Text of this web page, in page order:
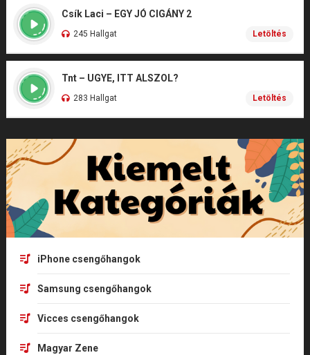
Csík Laci – EGY JÓ CIGÁNY 2
245 Hallgat Letöltés
Tnt – UGYE, ITT ALSZOL?
283 Hallgat Letöltés
iPhone csengőhangok
Samsung csengőhangok
Vicces csengőhangok
Magyar Zene